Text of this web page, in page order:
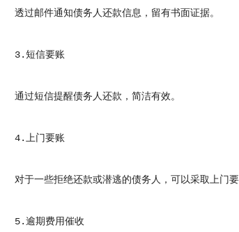
透过邮件通知债务人还款信息，留有书面证据。
3.短信要账
通过短信提醒债务人还款，简洁有效。
4.上门要账
对于一些拒绝还款或潜逃的债务人，可以采取上门要
5.逾期费用催收